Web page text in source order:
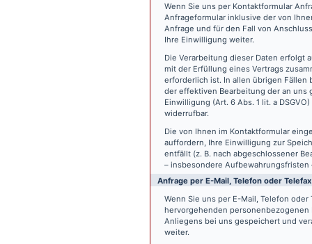
Wenn Sie uns per Kontaktformular
Anfrageformular inklusive der von
Anfrage und für den Fall von
Ihre Einwilligung weiter.
Die Verarbeitung dieser Daten erfolgt
mit der Erfüllung eines Vertrags
erforderlich ist. In allen übrigen Fällen
der effektiven Bearbeitung der an uns
Einwilligung (Art. 6 Abs. 1 lit. a
widerrufbar.
Die von Ihnen im Kontaktformular
auffordern, Ihre Einwilligung zur
entfällt (z. B. nach abgeschlossener
– insbesondere
Anfrage per E-Mail, Telefon oder Telefax
Wenn Sie uns per E-Mail, Telefon
hervorgehenden personenbezogenen
Anliegens bei uns gespeichert und
weiter.